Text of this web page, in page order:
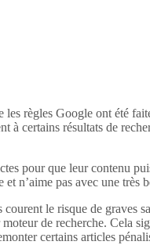
règles Google ont été
à certains résultats de
pour que leur contenu
n’aime pas avec une très
le risque de graves
de recherche. Cela
certains articles